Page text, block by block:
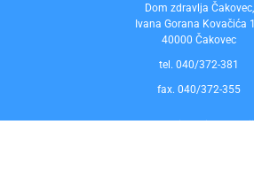
Dom zdravlja Čakovec,
Ivana Gorana Kovačića
40000 Čakovec
tel. 040/372-381
fax. 040/372-355
Pravo na pristup